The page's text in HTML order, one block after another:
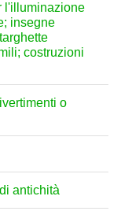
l'illuminazione
insegne
costruzioni
o
antichità